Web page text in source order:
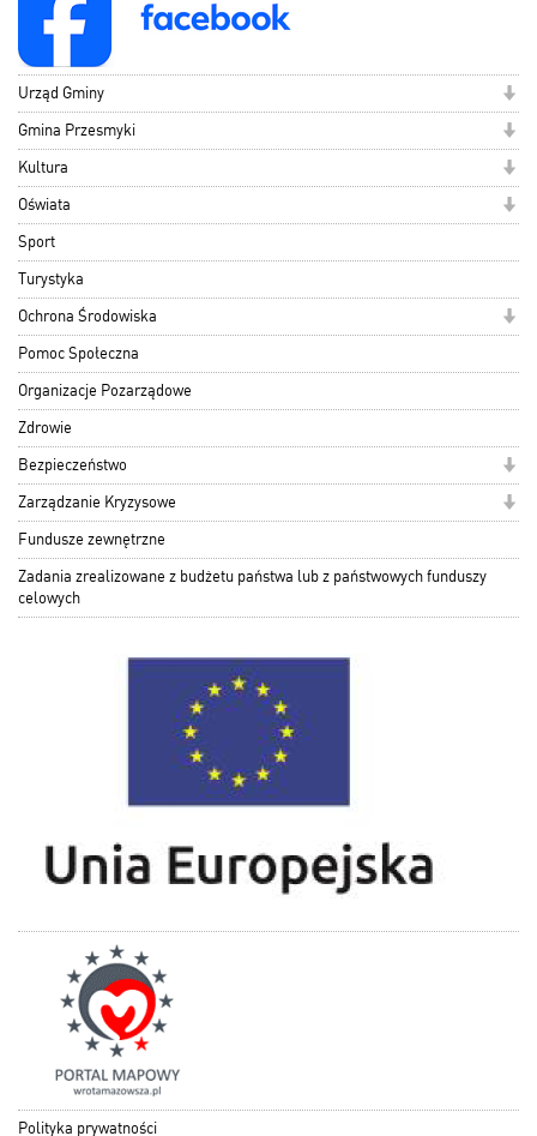
Urząd Gminy
Gmina Przesmyki
Kultura
Oświata
Sport
Turystyka
Ochrona Środowiska
Pomoc Społeczna
Organizacje Pozarządowe
Zdrowie
Bezpieczeństwo
Zarządzanie Kryzysowe
Fundusze zewnętrzne
Zadania zrealizowane z budżetu państwa lub z państwowych funduszy
celowych
Polityka prywatności